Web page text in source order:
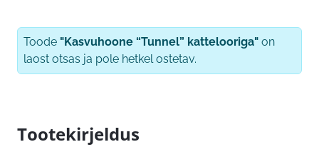
Toode "Kasvuhoone “Tunnel” kattelooriga" on
laost otsas ja pole hetkel ostetav.
Tootekirjeldus